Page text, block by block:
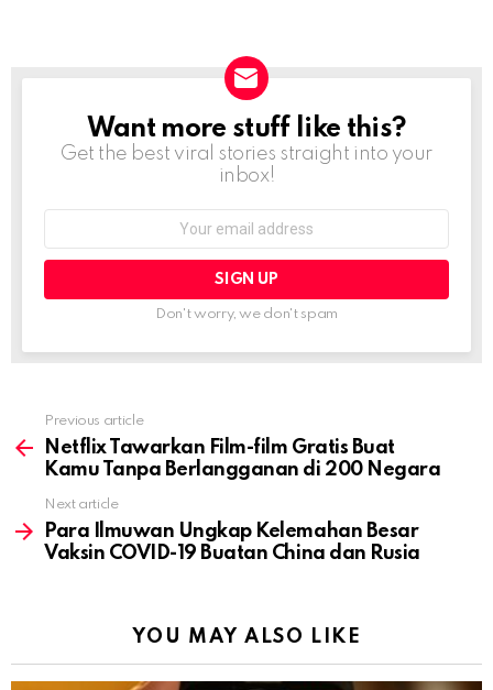
NEWSLETTER
Want more stuff like this?
Get the best viral stories straight into your
inbox!
Don't worry, we don't spam
more
Previous article
Netflix Tawarkan Film-film Gratis Buat
Kamu Tanpa Berlangganan di 200 Negara
Next article
Para Ilmuwan Ungkap Kelemahan Besar
Vaksin COVID-19 Buatan China dan Rusia
YOU MAY ALSO LIKE